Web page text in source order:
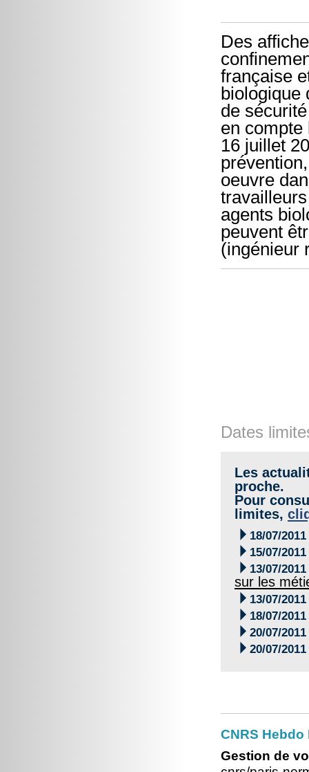
Des
française
biologique
de
en compte
16 juillet
oeuvre
agents
peuvent
(ingénieur
Dates
Les
proche.
Pour
limites,
 18/07/2011
 15/07/2011
 13/07/2011
sur les
 13/07/2011
 18/07/2011
 20/07/2011
 20/07/2011
CNRS
Gestion de